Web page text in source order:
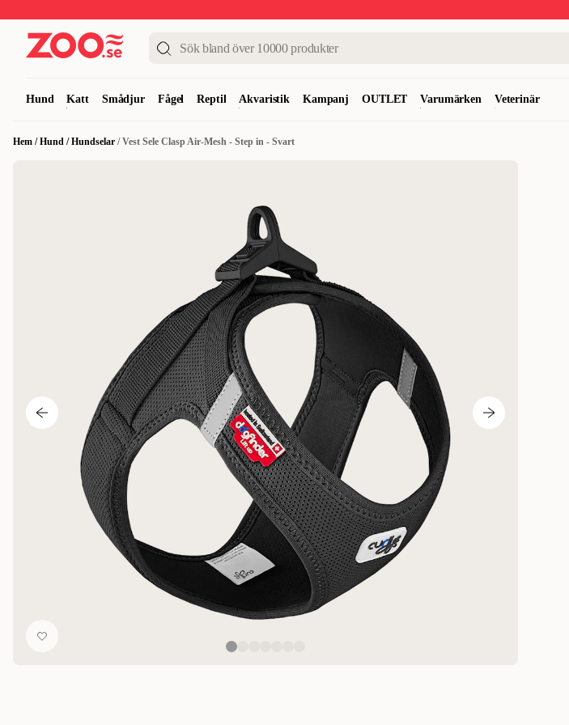
Hund Katt Smådjur Fågel Reptil Akvaristik Kampanj OUTLET Varumärken Veterinär
Hem /Hund /Hundselar /Vest Sele Clasp Air-Mesh - Step in - Svart